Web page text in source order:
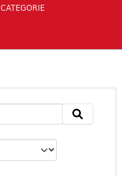
CATEGORIE